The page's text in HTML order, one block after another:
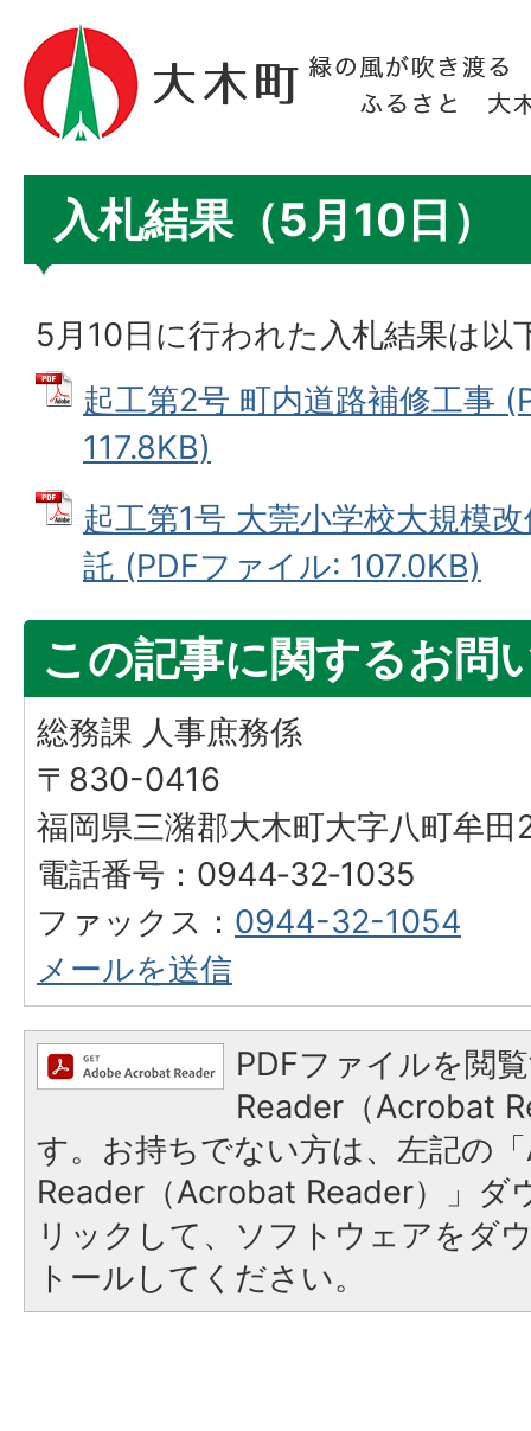
入札結果（5月10日）
5月10日に行われた入札結果は以
起工第2号 町内道路補修工事
117.8KB)
起工第1号 大莞小学校大規模
託 (PDFファイル: 107.0KB)
この記事に関するお問
総務課 人事庶務係
〒830-0416
福岡県三潴郡大木町大字八町牟
電話番号：0944‐32‐1035
ファックス： 0944-32-1054
メールを送信
PDFファイルを閲
Reader（Acrobat
す。お持ちでない方は、左記の
Reader（Acrobat Reader）」ダ
リックして、ソフトウェアをダ
トールしてください。